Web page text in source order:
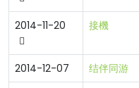
2014-11-20 接機
2014-12-07 结伴同游